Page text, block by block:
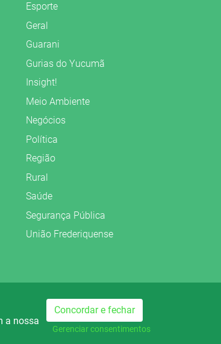
Esporte
Geral
Guarani
Gurias do Yucumã
Insight!
Meio Ambiente
Negócios
Política
Região
Rural
Saúde
Segurança Pública
União Frederiquense
Preparado no
FM Rádio Palmeira AM
a nossa
Concordar e fechar
Gerenciar consentimentos